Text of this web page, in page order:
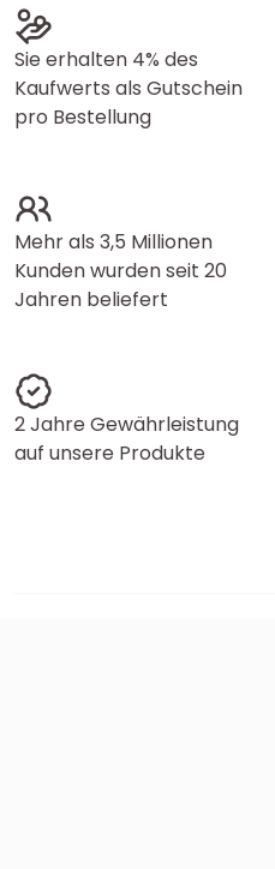
Sie erhalten 4% des
Kaufwerts als Gutschein
pro Bestellung
Mehr als 3,5 Millionen
Kunden wurden seit 20
Jahren beliefert
2 Jahre Gewährleistung
auf unsere Produkte